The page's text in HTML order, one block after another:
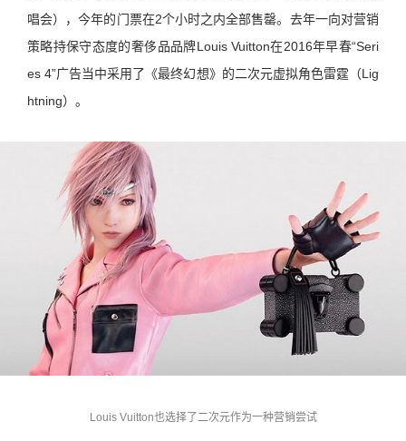
唱会），今年的门票在2个小时之内全部售罄。去年一向对营销
策略持保守态度的奢侈品品牌Louis Vuitton在2016年早春“Seri
es 4”广告当中采用了《最终幻想》的二次元虚拟角色雷霆（Lig
htning）。
Louis Vuitton也选择了二次元作为一种营销尝试